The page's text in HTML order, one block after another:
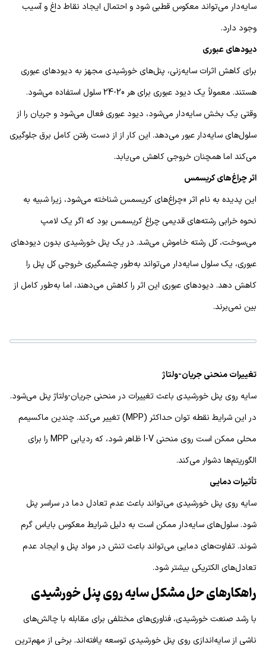
سایه‌دار می‌تواند معکوس قطبی شود و احتمال ایجاد نقاط داغ و آسیب
وجود دارد.
دیودهای عبوری
برای کاهش اثرات سایه‌زنی، پنل‌های خورشیدی مجهز به دیودهای عبوری
هستند. معمولاً یک دیود عبوری برای هر 20-24 سلول استفاده می‌شود.
وقتی یک بخش سایه‌دار می‌شود، دیود عبوری فعال می‌شود و جریان را از
سلول‌های سایه‌دار عبور می‌دهد. این کار از از دست رفتن کامل برق جلوگیری
می‌کند اما همچنان خروجی کاهش می‌یابد.
اثر چراغ‌های کریسمس
این پدیده به نام اثر «چراغ‌های کریسمس شناخته می‌شود، زیرا شبیه به
نحوه خرابی رشته‌های قدیمی چراغ کریسمس بود که اگر یک لامپ
می‌سوخت، کل رشته خاموش می‌شد. در یک پنل خورشیدی بدون دیودهای
عبوری، یک سلول سایه‌دار می‌تواند به‌طور چشمگیری خروجی کل پنل را
کاهش دهد. دیودهای عبوری این اثر را کاهش می‌دهند، اما به‌طور کامل از
بین نمی‌برند.
تغییرات منحنی جریان-ولتاژ
سایه‌ روی پنل خورشیدی باعث تغییرات در منحنی جریان-ولتاژ پنل می‌شود.
در این شرایط نقطه توان حداکثر (MPP) تغییر می‌کند. چندین ماکسیمم
محلی ممکن است روی منحنی I-V ظاهر شود، که ردیابی MPP را برای
الگوریتم‌ها دشوار می‌کند.
تأثیرات دمایی
سایه‌ روی پنل خورشیدی می‌تواند باعث عدم تعادل دما در سراسر پنل
شود. سلول‌های سایه‌دار ممکن است به دلیل شرایط معکوس بایاس گرم
شوند. تفاوت‌های دمایی می‌تواند باعث تنش در مواد پنل و ایجاد عدم
تعادل‌های الکتریکی بیشتر شود.
راهکارهای حل مشکل سایه روی پنل خورشیدی
با رشد صنعت خورشیدی، فناوری‌های مختلفی برای مقابله با چالش‌های
ناشی از سایه‌‌اندازی روی پنل خورشیدی توسعه یافته‌اند. برخی از مهم‌ترین